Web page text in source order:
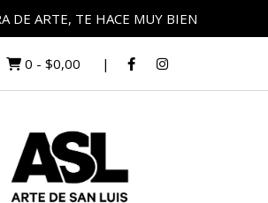
DE ARTE, TE HACE MUY BIEN
0 - $0,00